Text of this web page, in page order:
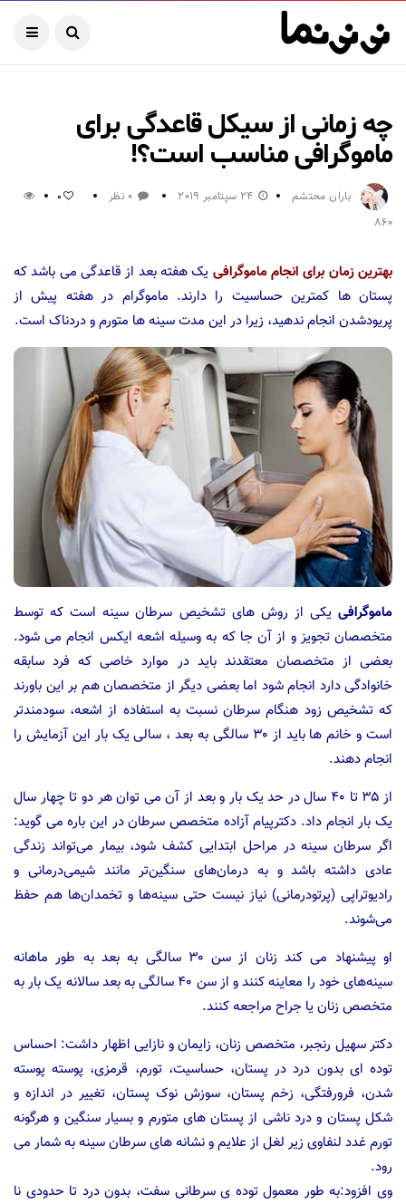
چه زمانی از سیکل قاعدگی برای
ماموگرافی مناسب است؟!
باران محتشم 24 سپتامبر 2019 0 نظر 0
860
بهترین زمان برای انجام ماموگرافی یک هفته بعد از قاعدگی می باشد که
پستان ها کمترین حساسیت را دارند. ماموگرام در هفته پیش از
پریودشدن انجام ندهید، زیرا در این مدت سینه ها متورم و دردناک است.
ماموگرافی یکی از روش های تشخیص سرطان سینه است که توسط
متخصصان تجویز و از آن جا که به وسیله اشعه ایکس انجام می شود.
بعضی از متخصصان معتقدند باید در موارد خاصی که فرد سابقه
خانوادگی دارد انجام شود اما بعضی دیگر از متخصصان هم بر این باورند
که تشخیص زود هنگام سرطان نسبت به استفاده از اشعه، سودمندتر
است و خانم ها باید از ۳۰ سالگی به بعد ، سالی یک بار این آزمایش را
انجام دهند.
از ۳۵ تا ۴۰ سال در حد یک بار و بعد از آن می توان هر دو تا چهار سال
یک بار انجام داد. دکترپیام آزاده متخصص سرطان در این باره می گوید:
اگر سرطان سینه در مراحل ابتدایی کشف شود، بیمار می‌تواند زندگی
عادی داشته باشد و به درمان‌های سنگین‌تر مانند شیمی‌درمانی و
رادیوتراپی (پرتودرمانی) نیاز نیست حتی سینه‌ها و تخمدان‌ها هم حفظ
می‌شوند.
او پیشنهاد می کند زنان از سن ۳۰ سالگی به بعد به طور ماهانه
سینه‌های خود را معاینه کنند و از سن ۴۰ سالگی به بعد سالانه یک بار به
متخصص زنان یا جراح مراجعه کنند.
دکتر سهیل رنجبر، متخصص زنان، زایمان و نازایی اظهار داشت: احساس
توده ای بدون درد در پستان، حساسیت، تورم، قرمزی، پوسته پوسته
شدن، فرورفتگی، زخم پستان، سوزش نوک پستان، تغییر در اندازه و
شکل پستان و درد ناشی از پستان های متورم و بسیار سنگین و هرگونه
تورم غدد لنفاوی زیر لغل از علایم و نشانه های سرطان سينه به شمار می
رود.
وی افزود:به طور معمول توده ی سرطانی سفت، بدون درد تا حدودی نا